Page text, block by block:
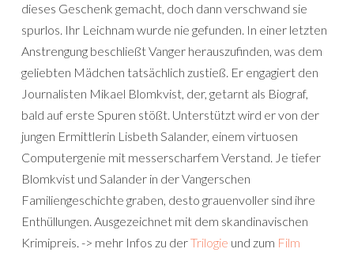
dieses Geschenk gemacht, doch dann verschwand sie
spurlos. Ihr Leichnam wurde nie gefunden. In einer letzten
Anstrengung beschließt Vanger herauszufinden, was dem
geliebten Mädchen tatsächlich zustieß. Er engagiert den
Journalisten Mikael Blomkvist, der, getarnt als Biograf,
bald auf erste Spuren stößt. Unterstützt wird er von der
jungen Ermittlerin Lisbeth Salander, einem virtuosen
Computergenie mit messerscharfem Verstand. Je tiefer
Blomkvist und Salander in der Vangerschen
Familiengeschichte graben, desto grauenvoller sind ihre
Enthüllungen. Ausgezeichnet mit dem skandinavischen
Krimipreis. -> mehr Infos zu derTrilogie und zum Film